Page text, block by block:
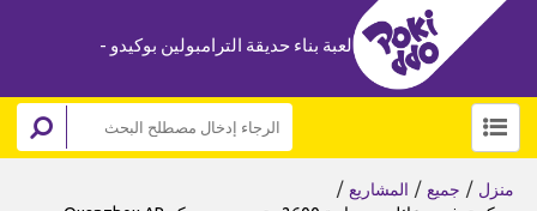
لعبة بناء حديقة الترامبولين بوكيدو -
منزل / جميع / المشاريع /